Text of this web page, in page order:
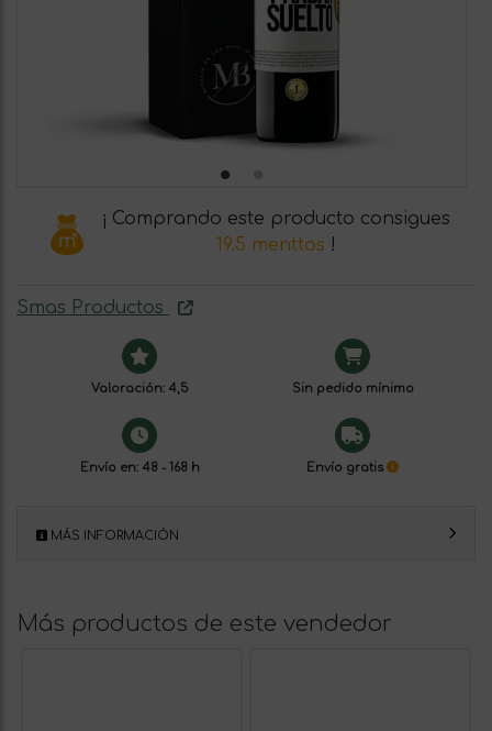
¡ Comprando este producto consigues
19.5 menttos !
Smas Productos
Valoración: 4,5 Sin pedido mínimo
Envío en: 48 - 168 h Envío gratis
MÁS INFORMACIÓN
Más productos de este vendedor